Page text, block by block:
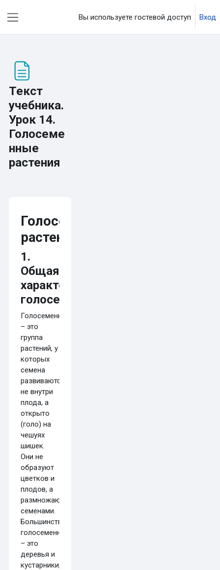
Вы используете гостевой доступ Вход
Текст
учебника.
Урок 14.
Голосеме
нные
растения
Голосеменные
растения
1.
Общая
характеристика
голосеменных
Голосеменные
– это
группа
растений, у
которых
семена
развиваются
не внутри
плода, а
открыто
(голо) на
чешуях
шишек.
Они не
образуют
цветков и
плодов, а
размножаются
семенами.
Большинство
голосеменных
– это
деревья и
кустарники,